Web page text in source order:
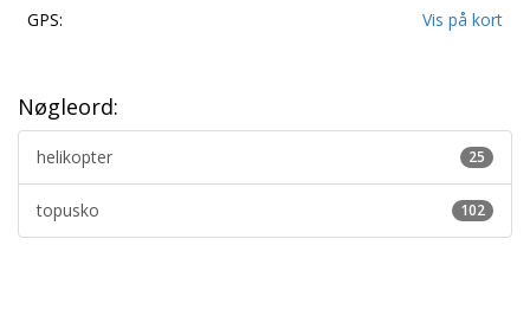
GPS:
Vis på kort
Nøgleord:
25
helikopter
102
topusko